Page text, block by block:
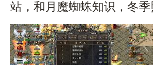
站，和月魔蜘蛛知识，冬